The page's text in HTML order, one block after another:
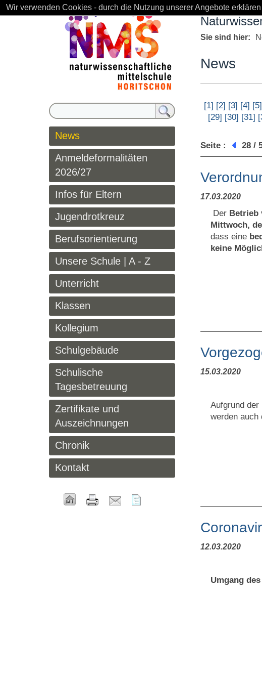
Sie sind hier:
News
[1] [2] [3] [4] [5]
[29] [30] [31]
Seite :
28 /
17.03.2020
Der Betrieb
Mittwoch,
dass eine
keine
15.03.2020
Aufgrund der
werden auch
12.03.2020
Umgang
News
Anmeldeformalitäten
2026/27
Infos für Eltern
Jugendrotkreuz
Berufsorientierung
Unsere Schule | A - Z
Unterricht
Klassen
Kollegium
Schulgebäude
Schulische
Tagesbetreuung
Zertifikate und
Auszeichnungen
Chronik
Kontakt
Wir verwenden Cookies - durch die Nutzung unserer Angebote